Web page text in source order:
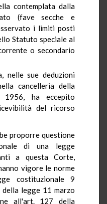
contemplata dalla
(fave secche e
i limiti posti
Statuto speciale al
o secondario
nelle sue deduzioni
cancelleria della
ha eccepito
del ricorso
proporre questione
di una legge
a questa Corte,
vigore le norme
costituzionale 9
legge 11 marzo
all'art. 127 della